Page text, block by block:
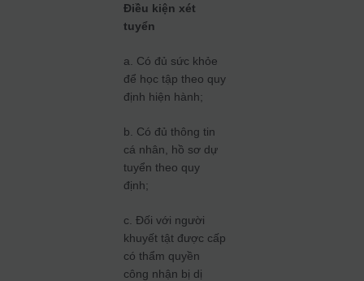
Điều kiện xét
tuyển
a. Có đủ sức khỏe
để học tập theo quy
định hiện hành;
b. Có đủ thông tin
cá nhân, hồ sơ dự
tuyển theo quy
định;
c. Đối với người
khuyết tật được cấp
có thẩm quyền
công nhận bị dị